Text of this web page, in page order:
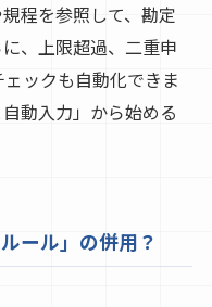
程を参照して、勘定
、上限超過、二重申
ックも自動化できま
動入力」から始める
ール」の併用？